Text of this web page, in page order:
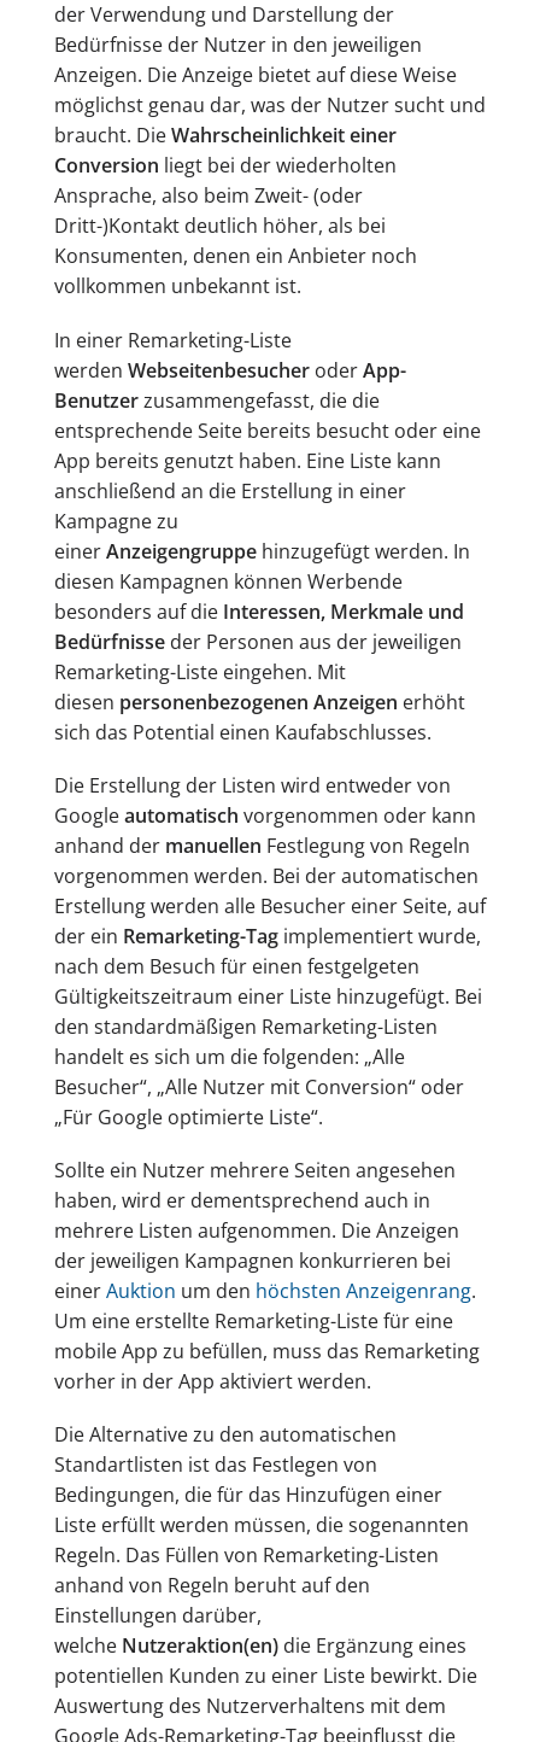
der Verwendung und Darstellung der
Bedürfnisse der Nutzer in den jeweiligen
Anzeigen. Die Anzeige bietet auf diese Weise
möglichst genau dar, was der Nutzer sucht und
braucht. DieWahrscheinlichkeit einer
Conversion liegt bei der wiederholten
Ansprache, also beim Zweit- (oder
Dritt-)Kontakt deutlich höher, als bei
Konsumenten, denen ein Anbieter noch
vollkommen unbekannt ist.
In einer Remarketing-Liste
werden WebseitenbesucheroderApp-
Benutzerzusammengefasst, die die
entsprechende Seite bereits besucht oder eine
App bereits genutzt haben. Eine Liste kann
anschließend an die Erstellung in einer
Kampagne zu
einerAnzeigengruppehinzugefügt werden. In
diesen Kampagnen können Werbende
besonders auf die Interessen, Merkmale und
Bedürfnisseder Personen aus der jeweiligen
Remarketing-Liste eingehen. Mit
diesen personenbezogenen Anzeigen erhöht
sich das Potential einen Kaufabschlusses.
Die Erstellung der Listen wird entweder von
Googleautomatisch vorgenommen oder kann
anhand der manuellen Festlegung von Regeln
vorgenommen werden. Bei der automatischen
Erstellung werden alle Besucher einer Seite, auf
der ein Remarketing-Tagimplementiert wurde,
nach dem Besuch für einen festgelgeten
Gültigkeitszeitraum einer Liste hinzugefügt. Bei
den standardmäßigen Remarketing-Listen
handelt es sich um die folgenden: „Alle
Besucher“, „Alle Nutzer mit Conversion“ oder
„Für Google optimierte Liste“.
Sollte ein Nutzer mehrere Seiten angesehen
haben, wird er dementsprechend auch in
mehrere Listen aufgenommen. Die Anzeigen
der jeweiligen Kampagnen konkurrieren bei
einerAuktion um den höchsten Anzeigenrang.
Um eine erstellte Remarketing-Liste für eine
mobile App zu befüllen, muss das Remarketing
vorher in der App aktiviert werden.
Die Alternative zu den automatischen
Standartlisten ist das Festlegen von
Bedingungen, die für das Hinzufügen einer
Liste erfüllt werden müssen, die sogenannten
Regeln. Das Füllen von Remarketing-Listen
anhand von Regeln beruht auf den
Einstellungen darüber,
welche Nutzeraktion(en)die Ergänzung eines
potentiellen Kunden zu einer Liste bewirkt. Die
Auswertung des Nutzerverhaltens mit dem
Google Ads-Remarketing-Tag beeinflusst die